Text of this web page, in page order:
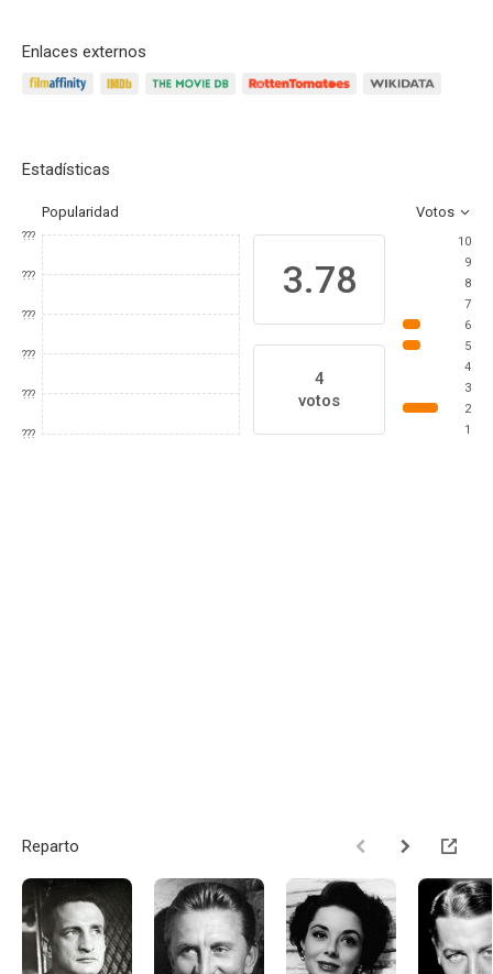
Enlaces externos
Estadísticas
Popularidad Votos
???
???
???
???
???
???
3.78
4
votos
10
9
8
7
6
5
4
3
2
1
Reparto